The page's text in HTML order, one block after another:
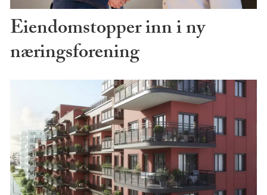
Eiendomstopper inn i ny
næringsforening